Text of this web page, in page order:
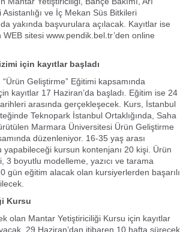
ve İç Mekan Süs Bitkileri
yakında başvurulara açılacak. Kayıtlar ise
sitesi www.pendik.bel.tr’den online
için kayıtlar başladı
Geliştirme” Eğitimi kapsamında
kayıtlar 17 Haziran’da başladı. Eğitim ise 24
arasında gerçekleşecek. Kurs, İstanbul
Teknopark İstanbul Ortaklığında, Saha
Marmara Üniversitesi Ürün Geliştirme
düzenleniyor. 16-35 yaş arası
yapabileceği kursun kontenjanı 20 kişi. Ürün
3 boyutlu modelleme, yazıcı ve tarama
gün eğitim alacak olan kursiyerlerden başarılı
Kursu
olan Mantar Yetiştiriciliği Kursu için kayıtlar
29 Haziran’dan itibaren 10 hafta sürecek